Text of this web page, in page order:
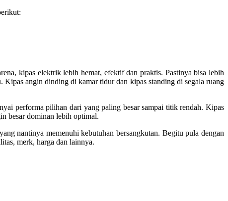
kipas elektrik lebih hemat, efektif dan praktis. Pastinya bisa lebih
Kipas angin dinding di kamar tidur dan kipas standing di segala ruang
performa pilihan dari yang paling besar sampai titik rendah. Kipas
besar dominan lebih optimal.
nantinya memenuhi kebutuhan bersangkutan. Begitu pula dengan
merk, harga dan lainnya.